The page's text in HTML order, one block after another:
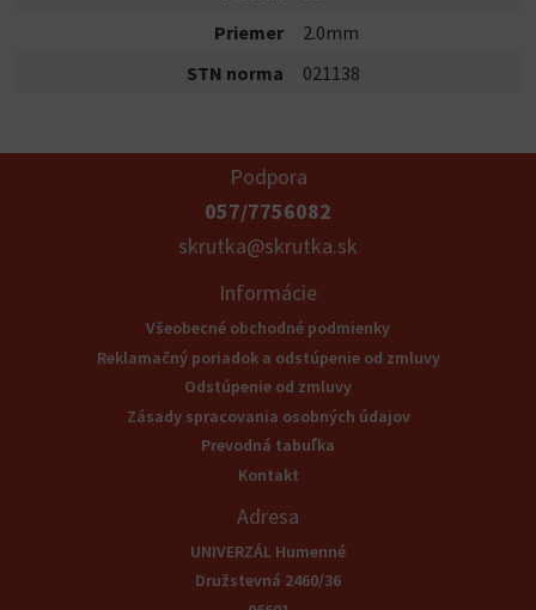
Priemer
2.0mm
STN norma
021138
Podpora
057/7756082
skrutka@skrutka.sk
Informácie
Všeobecné obchodné podmienky
Reklamačný poriadok a odstúpenie od zmluvy
Odstúpenie od zmluvy
Zásady spracovania osobných údajov
Prevodná tabuľka
Kontakt
Adresa
UNIVERZÁL Humenné
Družstevná 2460/36